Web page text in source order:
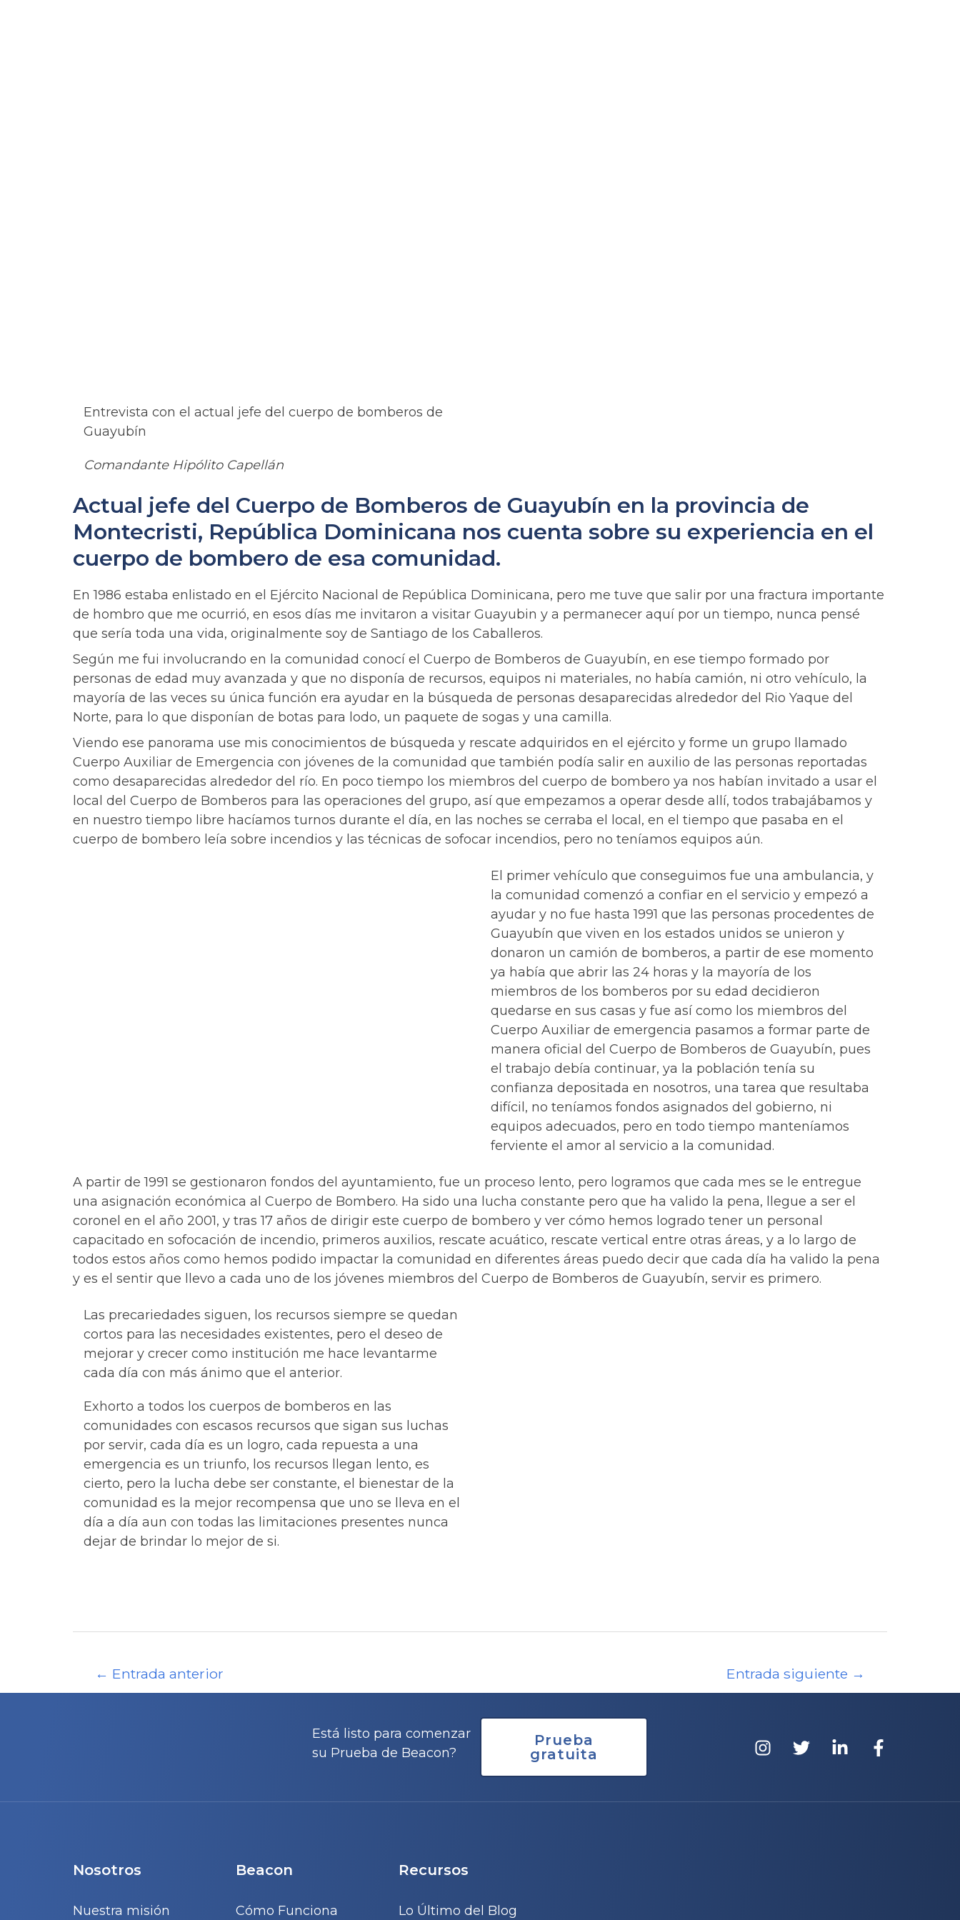
Entrevista con el actual jefe del cuerpo de bomberos de
Guayubín
Comandante Hipólito Capellán
Actual jefe del Cuerpo de Bomberos de Guayubín en la provincia de
Montecristi, República Dominicana nos cuenta sobre su experiencia en el
cuerpo de bombero de esa comunidad.
En 1986 estaba enlistado en el Ejército Nacional de República Dominicana, pero me tuve que salir por una fractura importante
de hombro que me ocurrió, en esos días me invitaron a visitar Guayubin y a permanecer aquí por un tiempo, nunca pensé
que sería toda una vida, originalmente soy de Santiago de los Caballeros.
Según me fui involucrando en la comunidad conocí el Cuerpo de Bomberos de Guayubín, en ese tiempo formado por
personas de edad muy avanzada y que no disponía de recursos, equipos ni materiales, no había camión, ni otro vehículo, la
mayoría de las veces su única función era ayudar en la búsqueda de personas desaparecidas alrededor del Rio Yaque del
Norte, para lo que disponían de botas para lodo, un paquete de sogas y una camilla.
Viendo ese panorama use mis conocimientos de búsqueda y rescate adquiridos en el ejército y forme un grupo llamado
Cuerpo Auxiliar de Emergencia con jóvenes de la comunidad que también podía salir en auxilio de las personas reportadas
como desaparecidas alrededor del río. En poco tiempo los miembros del cuerpo de bombero ya nos habían invitado a usar el
local del Cuerpo de Bomberos para las operaciones del grupo, así que empezamos a operar desde allí, todos trabajábamos y
en nuestro tiempo libre hacíamos turnos durante el día, en las noches se cerraba el local, en el tiempo que pasaba en el
cuerpo de bombero leía sobre incendios y las técnicas de sofocar incendios, pero no teníamos equipos aún.
El primer vehículo que conseguimos fue una ambulancia, y
la comunidad comenzó a confiar en el servicio y empezó a
ayudar y no fue hasta 1991 que las personas procedentes de
Guayubín que viven en los estados unidos se unieron y
donaron un camión de bomberos, a partir de ese momento
ya había que abrir las 24 horas y la mayoría de los
miembros de los bomberos por su edad decidieron
quedarse en sus casas y fue así como los miembros del
Cuerpo Auxiliar de emergencia pasamos a formar parte de
manera oficial del Cuerpo de Bomberos de Guayubín, pues
el trabajo debía continuar, ya la población tenía su
confianza depositada en nosotros, una tarea que resultaba
difícil, no teníamos fondos asignados del gobierno, ni
equipos adecuados, pero en todo tiempo manteníamos
ferviente el amor al servicio a la comunidad.
A partir de 1991 se gestionaron fondos del ayuntamiento, fue un proceso lento, pero logramos que cada mes se le entregue
una asignación económica al Cuerpo de Bombero. Ha sido una lucha constante pero que ha valido la pena, llegue a ser el
coronel en el año 2001, y tras 17 años de dirigir este cuerpo de bombero y ver cómo hemos logrado tener un personal
capacitado en sofocación de incendio, primeros auxilios, rescate acuático, rescate vertical entre otras áreas, y a lo largo de
todos estos años como hemos podido impactar la comunidad en diferentes áreas puedo decir que cada día ha valido la pena
y es el sentir que llevo a cada uno de los jóvenes miembros del Cuerpo de Bomberos de Guayubín, servir es primero.
Las precariedades siguen, los recursos siempre se quedan
cortos para las necesidades existentes, pero el deseo de
mejorar y crecer como institución me hace levantarme
cada día con más ánimo que el anterior.
Exhorto a todos los cuerpos de bomberos en las
comunidades con escasos recursos que sigan sus luchas
por servir, cada día es un logro, cada repuesta a una
emergencia es un triunfo, los recursos llegan lento, es
cierto, pero la lucha debe ser constante, el bienestar de la
comunidad es la mejor recompensa que uno se lleva en el
día a día aun con todas las limitaciones presentes nunca
dejar de brindar lo mejor de si.
Navegación
← Entrada anterior Entrada siguiente →
Está listo para comenzar
su Prueba de Beacon?
Prueba
gratuita
Nosotros
Nuestra misión
Beacon
Cómo Funciona
Recursos
Lo Último del Blog